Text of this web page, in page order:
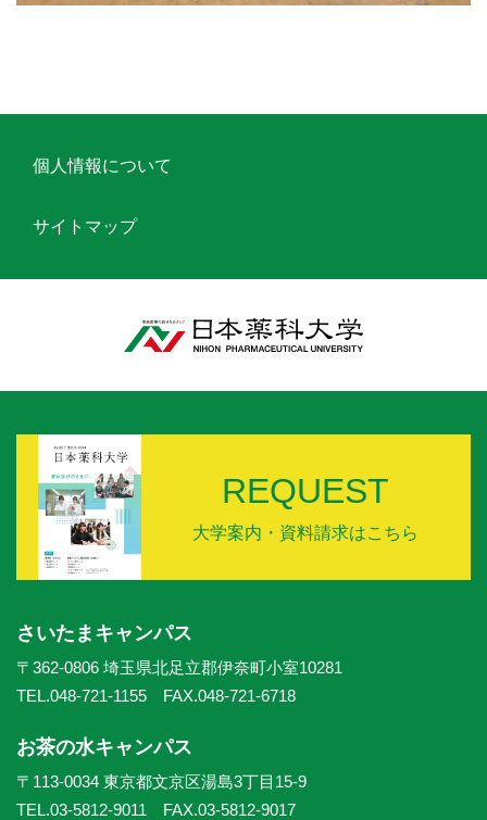
個人情報について
サイトマップ
REQUEST
大学案内・資料請求はこちら
さいたまキャンパス
〒362-0806 埼玉県北足立郡伊奈町小室10281
TEL.048-721-1155 FAX.048-721-6718
お茶の水キャンパス
〒113-0034 東京都文京区湯島3丁目15-9
TEL.03-5812-9011 FAX.03-5812-9017